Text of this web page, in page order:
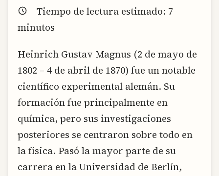
Tiempo de lectura estimado: 7
minutos
Heinrich Gustav Magnus (2 de mayo de
1802 – 4 de abril de 1870) fue un notable
científico experimental alemán. Su
formación fue principalmente en
química, pero sus investigaciones
posteriores se centraron sobre todo en
la física. Pasó la mayor parte de su
carrera en la Universidad de Berlín,